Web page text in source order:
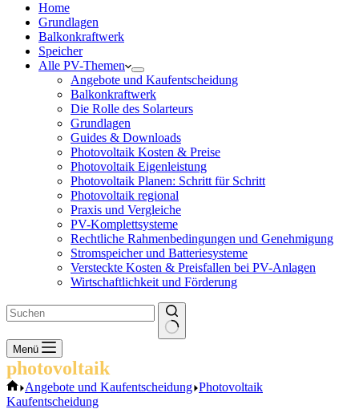
Home
Grundlagen
Balkonkraftwerk
Speicher
Alle PV-Themen
Angebote und Kaufentscheidung
Balkonkraftwerk
Die Rolle des Solarteurs
Grundlagen
Guides & Downloads
Photovoltaik Kosten & Preise
Photovoltaik Eigenleistung
Photovoltaik Planen: Schritt für Schritt
Photovoltaik regional
Praxis und Vergleiche
PV-Komplettsysteme
Rechtliche Rahmenbedingungen und Genehmigung
Stromspeicher und Batteriesysteme
Versteckte Kosten & Preisfallen bei PV-Anlagen
Wirtschaftlichkeit und Förderung
Keine
Ergebnisse
Menü
photovoltaik
Start
Angebote und Kaufentscheidung Photovoltaik
Kaufentscheidung